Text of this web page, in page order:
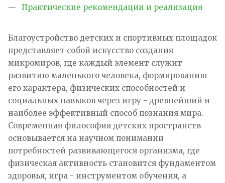
Практические рекомендации и реализация
Благоустройство детских и спортивных площадок
представляет собой искусство создания
микромиров, где каждый элемент служит
развитию маленького человека, формированию
его характера, физических способностей и
социальных навыков через игру - древнейший и
наиболее эффективный способ познания мира.
Современная философия детских пространств
основывается на научном понимании
потребностей развивающегося организма, где
физическая активность становится фундаментом
здоровья, игра - инструментом обучения, а